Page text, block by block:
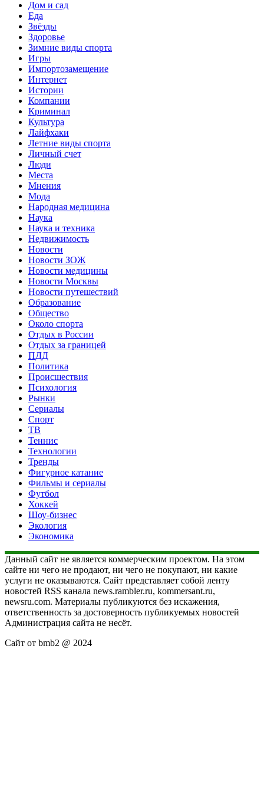
Дом и сад
Еда
Звёзды
Здоровье
Зимние виды спорта
Игры
Импортозамещение
Интернет
Истории
Компании
Криминал
Культура
Лайфхаки
Летние виды спорта
Личный счет
Люди
Места
Мнения
Мода
Народная медицина
Наука
Наука и техника
Недвижимость
Новости
Новости ЗОЖ
Новости медицины
Новости Москвы
Новости путешествий
Образование
Общество
Около спорта
Отдых в России
Отдых за границей
ПДД
Политика
Происшествия
Психология
Рынки
Сериалы
Спорт
ТВ
Теннис
Технологии
Тренды
Фигурное катание
Фильмы и сериалы
Футбол
Хоккей
Шоу-бизнес
Экология
Экономика
Данный сайт не является коммерческим проектом. На этом
сайте ни чего не продают, ни чего не покупают, ни какие
услуги не оказываются. Сайт представляет собой ленту
новостей RSS канала news.rambler.ru, kommersant.ru,
newsru.com. Материалы публикуются без искажения,
ответственность за достоверность публикуемых новостей
Администрация сайта не несёт.
Сайт от bmb2 @ 2024